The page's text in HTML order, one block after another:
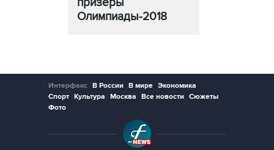
Олимпиады-2018
Интерфакс В России В мире Экономика
Спорт Культура Москва Все новости Сюжеты
Фото